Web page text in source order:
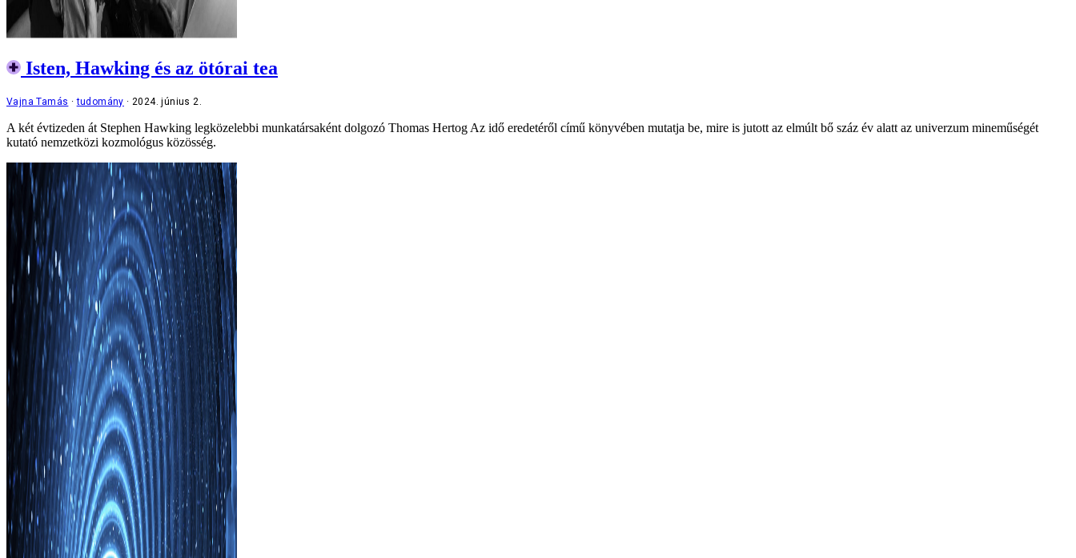
Isten, Hawking és az ötórai tea
Vajna Tamás tudomány 2024. június 2.
A két évtizeden át Stephen Hawking legközelebbi munkatársaként dolgozó Thomas Hertog Az idő eredetéről című könyvében mutatja be, mire is jutott az elmúlt bő száz év alatt az univerzum mineműségét
kutató nemzetközi kozmológus közösség.